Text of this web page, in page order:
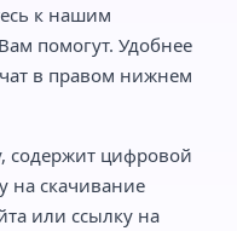
к нашим
помогут. Удобнее
в правом нижнем
содержит цифровой
на скачивание
или ссылку на